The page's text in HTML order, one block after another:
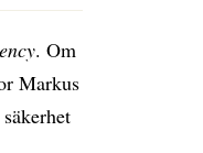
. Om
Markus